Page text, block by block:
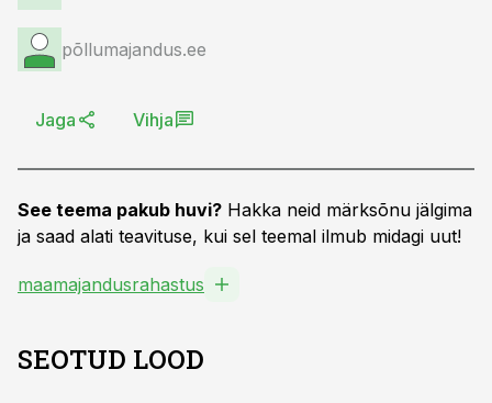
põllumajandus.ee
Jaga Vihja
See teema pakub huvi? Hakka neid märksõnu jälgima
ja saad alati teavituse, kui sel teemal ilmub midagi uut!
maamajandusrahastus
SEOTUD LOOD